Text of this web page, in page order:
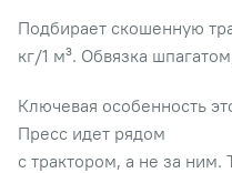
Подбирает скошенную
кг/1 м³. Обвязка
Ключевая особенность
Пресс идет рядом
с трактором, а не за